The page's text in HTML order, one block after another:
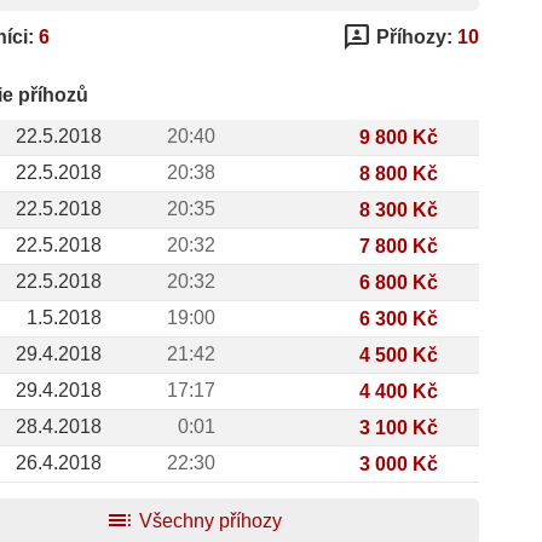
6 3p Příhozy: 10
příhozů
22.5.2018
20:40
9 800 Kč
22.5.2018
20:38
8 800 Kč
22.5.2018
20:35
8 300 Kč
22.5.2018
20:32
7 800 Kč
22.5.2018
20:32
6 800 Kč
1.5.2018
19:00
6 300 Kč
29.4.2018
21:42
4 500 Kč
29.4.2018
17:17
4 400 Kč
28.4.2018
0:01
3 100 Kč
26.4.2018
22:30 3 000 Kč
toc Všechny příhozy